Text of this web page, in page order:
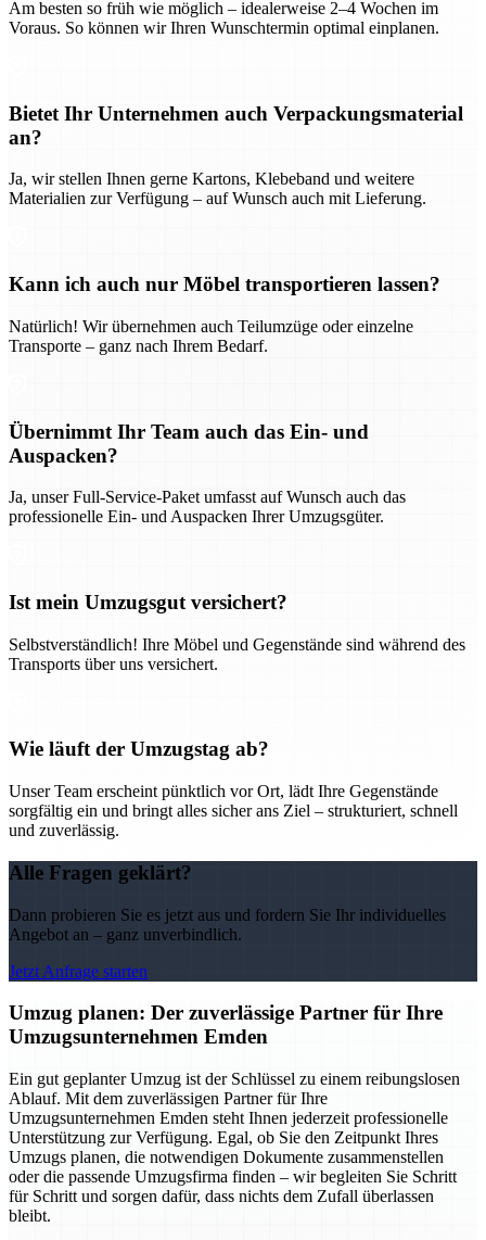
Am besten so früh wie möglich – idealerweise 2–4 Wochen im
Voraus. So können wir Ihren Wunschtermin optimal einplanen.
Bietet Ihr Unternehmen auch Verpackungsmaterial
an?
Ja, wir stellen Ihnen gerne Kartons, Klebeband und weitere
Materialien zur Verfügung – auf Wunsch auch mit Lieferung.
Kann ich auch nur Möbel transportieren lassen?
Natürlich! Wir übernehmen auch Teilumzüge oder einzelne
Transporte – ganz nach Ihrem Bedarf.
Übernimmt Ihr Team auch das Ein- und
Auspacken?
Ja, unser Full-Service-Paket umfasst auf Wunsch auch das
professionelle Ein- und Auspacken Ihrer Umzugsgüter.
Ist mein Umzugsgut versichert?
Selbstverständlich! Ihre Möbel und Gegenstände sind während des
Transports über uns versichert.
Wie läuft der Umzugstag ab?
Unser Team erscheint pünktlich vor Ort, lädt Ihre Gegenstände
sorgfältig ein und bringt alles sicher ans Ziel – strukturiert, schnell
und zuverlässig.
Alle Fragen geklärt?
Dann probieren Sie es jetzt aus und fordern Sie Ihr individuelles
Angebot an – ganz unverbindlich.
Jetzt Anfrage starten
Umzug planen: Der zuverlässige Partner für Ihre
Umzugsunternehmen Emden
Ein gut geplanter Umzug ist der Schlüssel zu einem reibungslosen
Ablauf. Mit dem zuverlässigen Partner für Ihre
Umzugsunternehmen Emden steht Ihnen jederzeit professionelle
Unterstützung zur Verfügung. Egal, ob Sie den Zeitpunkt Ihres
Umzugs planen, die notwendigen Dokumente zusammenstellen
oder die passende Umzugsfirma finden – wir begleiten Sie Schritt
für Schritt und sorgen dafür, dass nichts dem Zufall überlassen
bleibt.